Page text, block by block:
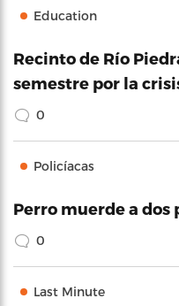
Education
Recinto de Río
semestre por la
0
Policíacas
Perro muerde a dos
0
Last Minute